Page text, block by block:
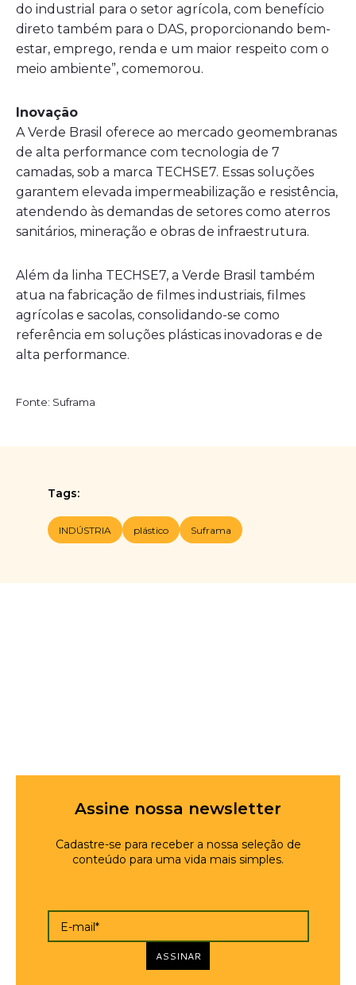
do industrial para o setor agrícola, com benefício
direto também para o DAS, proporcionando bem-
estar, emprego, renda e um maior respeito com o
meio ambiente”, comemorou.
Inovação
A Verde Brasil oferece ao mercado geomembranas
de alta performance com tecnologia de 7
camadas, sob a marca TECHSE7. Essas soluções
garantem elevada impermeabilização e resistência,
atendendo às demandas de setores como aterros
sanitários, mineração e obras de infraestrutura.
Além da linha TECHSE7, a Verde Brasil também
atua na fabricação de filmes industriais, filmes
agrícolas e sacolas, consolidando-se como
referência em soluções plásticas inovadoras e de
alta performance.
Fonte: Suframa
Tags:
INDÚSTRIA plástico Suframa
Assine nossa newsletter
Cadastre-se para receber a nossa seleção de
conteúdo para uma vida mais simples.
E-mail*
ASSINAR